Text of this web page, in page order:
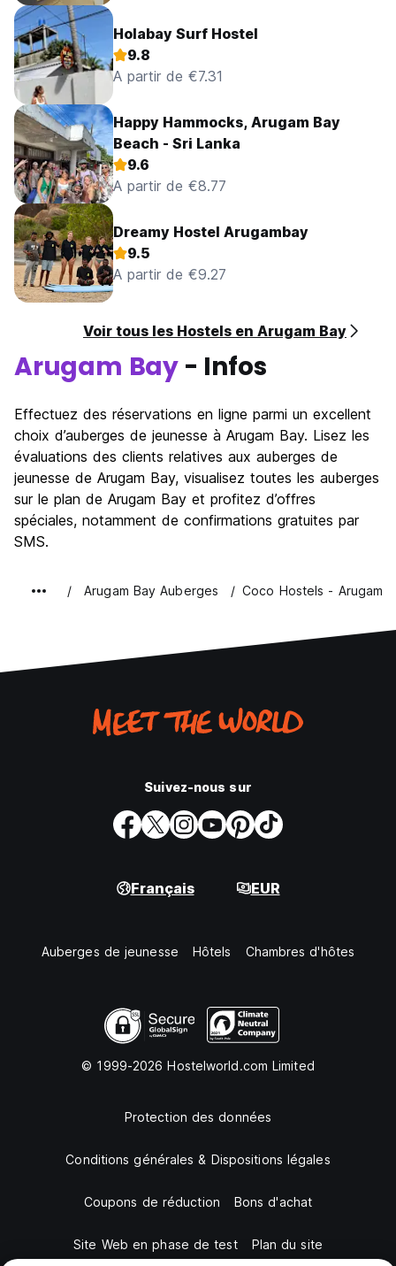
Holabay Surf Hostel
9.8
A partir de €7.31
Happy Hammocks, Arugam Bay
Beach - Sri Lanka
9.6
A partir de €8.77
Dreamy Hostel Arugambay
9.5
A partir de €9.27
Voir tous les Hostels en Arugam Bay
Arugam Bay - Infos
Effectuez des réservations en ligne parmi un excellent
choix d’auberges de jeunesse à Arugam Bay. Lisez les
évaluations des clients relatives aux auberges de
jeunesse de Arugam Bay, visualisez toutes les auberges
sur le plan de Arugam Bay et profitez d’offres
spéciales, notamment de confirmations gratuites par
SMS.
Arugam Bay Auberges Coco Hostels -
Suivez-nous sur
Français EUR
Auberges de jeunesse Hôtels Chambres d'hôtes
© 1999-2026 Hostelworld.com Limited
Protection des données
Conditions générales & Dispositions légales
Coupons de réduction Bons d'achat
Site Web en phase de test Plan du site